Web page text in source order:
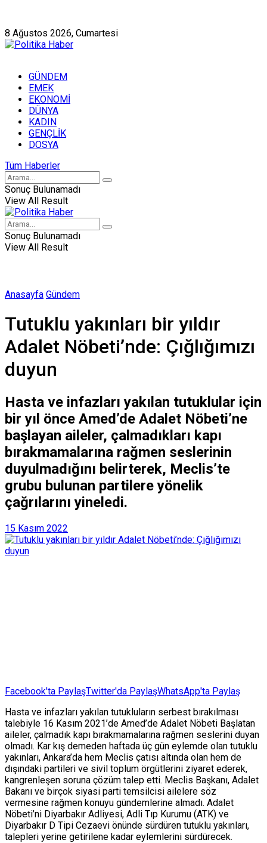
8 Ağustos 2026, Cumartesi
GÜNDEM
EMEK
EKONOMİ
DÜNYA
KADIN
GENÇLİK
DOSYA
Tüm Haberler
Sonuç Bulunamadı
View All Result
Sonuç Bulunamadı
View All Result
Anasayfa Gündem
Tutuklu yakınları bir yıldır
Adalet Nöbeti’nde: Çığlığımızı
duyun
Hasta ve infazları yakılan tutuklular için
bir yıl önce Amed’de Adalet Nöbeti’ne
başlayan aileler, çalmadıkları kapı
bırakmamalarına rağmen seslerinin
duyulmadığını belirterek, Meclis’te
grubu bulunan partilere yönelik
çağrılarını yineledi.
15 Kasım 2022
Facebook'ta PaylaşTwitter'da PaylaşWhatsApp'ta Paylaş
Hasta ve infazları yakılan tutukluların serbest bırakılması
talebiyle 16 Kasım 2021’de Amed’de Adalet Nöbeti Başlatan
aileler, çalmadık kapı bırakmamalarına rağmen seslerini duyan
olmadı. Kar kış demeden haftada üç gün eylemde olan tutuklu
yakınları, Ankara’da hem Meclis çatısı altında olan hem de
dışındaki partileri ve sivil toplum örgütlerini ziyaret ederek,
kangrenleşen soruna çözüm talep etti. Meclis Başkanı, Adalet
Bakanı ve birçok siyasi parti temsilcisi ailelere söz
vermesine rağmen konuyu gündemlerine almadı. Adalet
Nöbeti’ni Diyarbakır Adliyesi, Adli Tıp Kurumu (ATK) ve
Diyarbakır D Tipi Cezaevi önünde sürdüren tutuklu yakınları,
talepleri yerine getirilene kadar eylemlerini sürdürecek.